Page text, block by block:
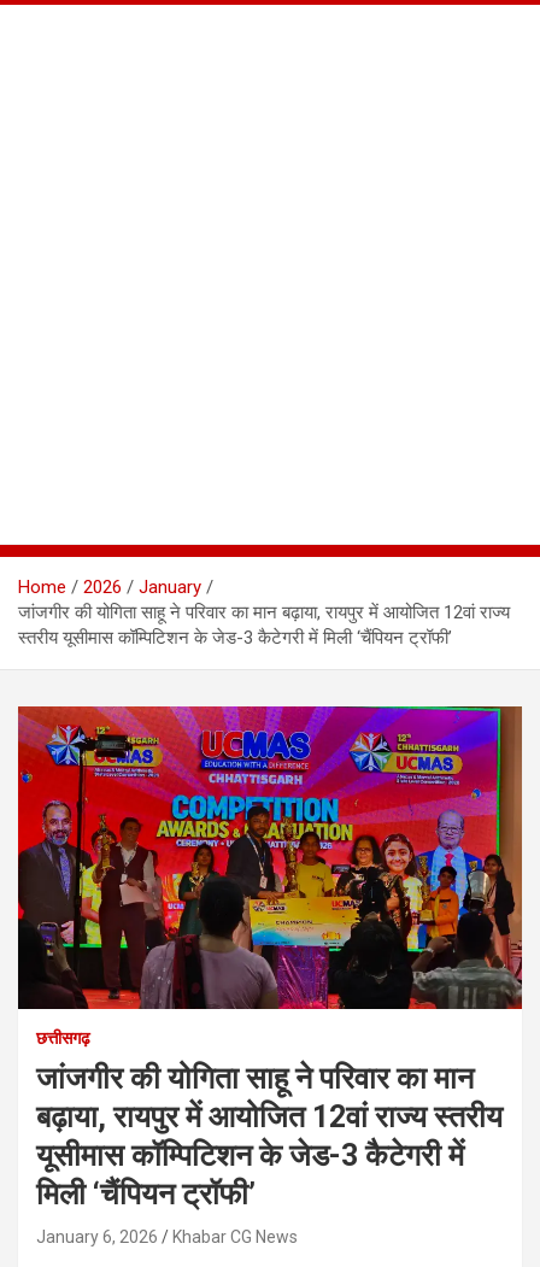
Home 2026
January
जांजगीर की योगिता साहू ने परिवार का मान बढ़ाया, रायपुर में आयोजित 12वां राज्य
स्तरीय यूसीमास कॉम्पिटिशन के जेड-3 कैटेगरी में मिली ‘चैंपियन ट्रॉफी’
छत्तीसगढ़
जांजगीर की योगिता साहू ने परिवार का मान
बढ़ाया, रायपुर में आयोजित 12वां राज्य स्तरीय
यूसीमास कॉम्पिटिशन के जेड-3 कैटेगरी में
मिली ‘चैंपियन ट्रॉफी’
January 6, 2026 Khabar CG News